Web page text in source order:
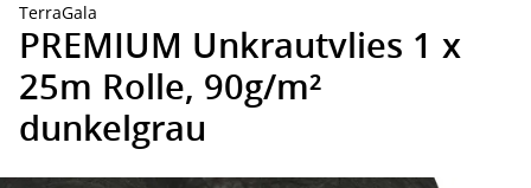
TerraGala
PREMIUM Unkrautvlies 1 x
25m Rolle, 90g/m²
dunkelgrau